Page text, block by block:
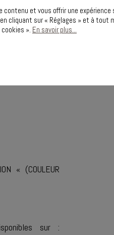
services,
« (COULEUR
sur :
et vous offrir une expérience
cliquant sur « Réglages » et à tout
». En savoir plus...